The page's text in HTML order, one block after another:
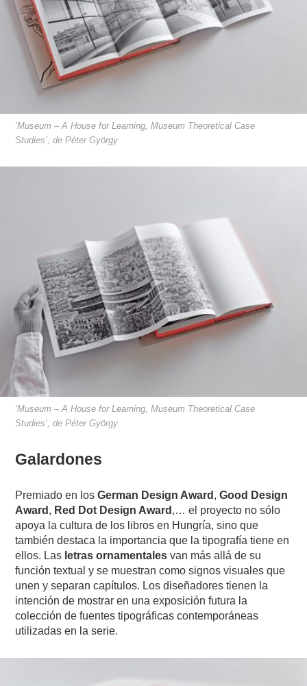
‘Museum – A House for Learning, Museum Theoretical Case
Studies’, de Péter György
‘Museum – A House for Learning, Museum Theoretical Case
Studies’, de Péter György
Galardones
Premiado en losGerman Design Award ,Good Design
Award , Red Dot Design Award ,… el proyecto no sólo
apoya la cultura de los libros en Hungría, sino que
también destaca la importancia que la tipografía tiene en
ellos. Las letras ornamentales van más allá de su
función textual y se muestran como signos visuales que
unen y separan capítulos. Los diseñadores tienen la
intención de mostrar en una exposición futura la
colección de fuentes tipográficas contemporáneas
utilizadas en la serie.